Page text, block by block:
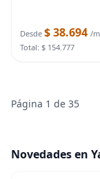
Desde $ 38.694 /
Total: $ 154.777
Página 1 de 35
Novedades en